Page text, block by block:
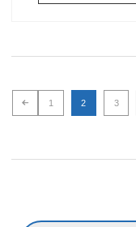
1 2 3